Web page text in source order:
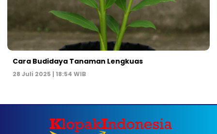
Cara Budidaya Tanaman Lengkuas
28 Juli 2025 | 18:54 WIB